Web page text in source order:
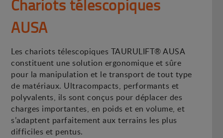
Chariots télescopiques
AUSA
Les chariots télescopiques TAURULIFT® AUSA
constituent une solution ergonomique et sûre
pour la manipulation et le transport de tout type
de matériaux. Ultracompacts, performants et
polyvalents, ils sont conçus pour déplacer des
charges importantes, en poids et en volume, et
s’adaptent parfaitement aux terrains les plus
difficiles et pentus.